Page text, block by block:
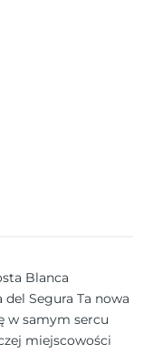
Blanca
Segura Ta nowa
w samym sercu
miejscowości